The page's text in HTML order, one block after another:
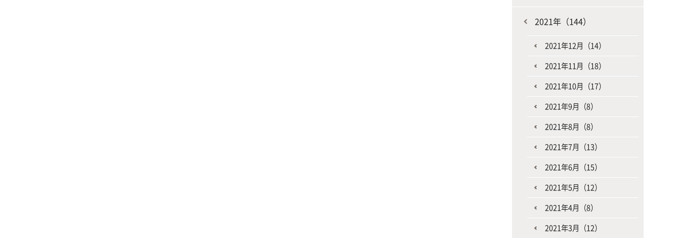
2021年（144）
2021年12月（14）
2021年11月（18）
2021年10月（17）
2021年9月（8）
2021年8月（8）
2021年7月（13）
2021年6月（15）
2021年5月（12）
2021年4月（8）
2021年3月（12）